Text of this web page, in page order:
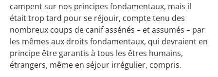
campent sur nos principes fondamentaux, mais il
était trop tard pour se réjouir, compte tenu des
nombreux coups de canif assénés – et assumés – par
les mêmes aux droits fondamentaux, qui devraient en
principe être garantis à tous les êtres humains,
étrangers, même en séjour irrégulier, compris.